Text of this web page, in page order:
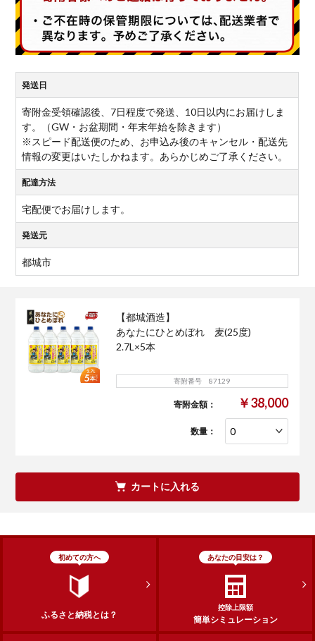
発送日
寄附金受領確認後、7日程度で発送、10日以内にお届けしま
す。（GW・お盆期間・年末年始を除きます）
※スピード配送便のため、お申込み後のキャンセル・配送先
情報の変更はいたしかねます。あらかじめご了承ください。
配達方法
宅配便でお届けします。
発送元
都城市
【都城酒造】
あなたにひとめぼれ 麦(25度)
2.7L×5本
寄附番号 87129
寄附金額： ￥38,000
数量：
カートに入れる
初めての方へ
ふるさと納税とは？
あなたの目安は？
控除上限額
簡単シミュレーション